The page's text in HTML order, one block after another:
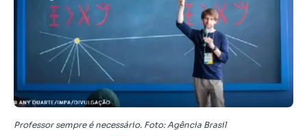
Professor sempre é necessário. Foto: Agência Brasil